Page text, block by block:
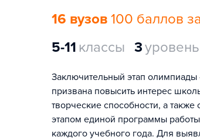
16 вузов 100 баллов
5-11 классы 3уровень
Заключительный этап олимпиады
призвана повысить интерес
творческие способности, а
этапом единой программы
каждого учебного года. Для